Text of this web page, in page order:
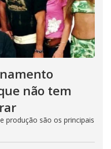
não tem
produção são os principais